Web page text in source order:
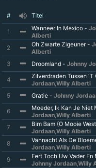
# Titel
1 Wanneer In Mexico -
Alberti
2
Oh Zwarte Zigeuner -
Alberti
3
Droomland - Johnny
4 Zilverdraden Tussen 'T
Jordaan,Willy Alberti
5
Gratie - Johnny
6 Moeder, Ik Kan Je Niet
Jordaan,Willy Alberti
7
Bim Bam (O Mooie
Jordaan,Willy Alberti
8
Vannacht Als De
Jordaan,Willy Alberti
9
Eert Toch Uw Vader
Johnny Jordaan,Willy